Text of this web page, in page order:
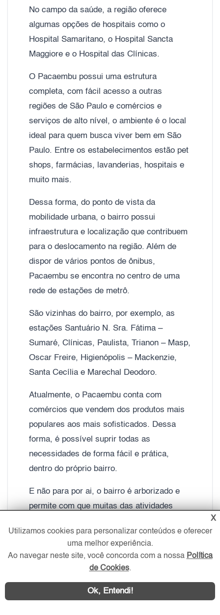
No campo da saúde, a região oferece
algumas opções de hospitais como o
Hospital Samaritano, o Hospital Sancta
Maggiore e o Hospital das Clínicas.
O Pacaembu possui uma estrutura
completa, com fácil acesso a outras
regiões de São Paulo e comércios e
serviços de alto nível, o ambiente é o local
ideal para quem busca viver bem em São
Paulo. Entre os estabelecimentos estão pet
shops, farmácias, lavanderias, hospitais e
muito mais.
Dessa forma, do ponto de vista da
mobilidade urbana, o bairro possui
infraestrutura e localização que contribuem
para o deslocamento na região. Além de
dispor de vários pontos de ônibus,
Pacaembu se encontra no centro de uma
rede de estações de metrô.
São vizinhas do bairro, por exemplo, as
estações Santuário N. Sra. Fátima –
Sumaré, Clínicas, Paulista, Trianon – Masp,
Oscar Freire, Higienópolis – Mackenzie,
Santa Cecília e Marechal Deodoro.
Atualmente, o Pacaembu conta com
comércios que vendem dos produtos mais
populares aos mais sofisticados. Dessa
forma, é possível suprir todas as
necessidades de forma fácil e prática,
dentro do próprio bairro.
E não para por ai, o bairro é arborizado e
permite com que muitas das atividades
torna também uma boa opção para aqueles
que cogitam viver com mais saúde e
X
Utilizamos cookies para personalizar conteúdos e oferecer
uma melhor experiência.
Ao navegar neste site, você concorda com a nossa Política
de Cookies.
Ok, Entendi!